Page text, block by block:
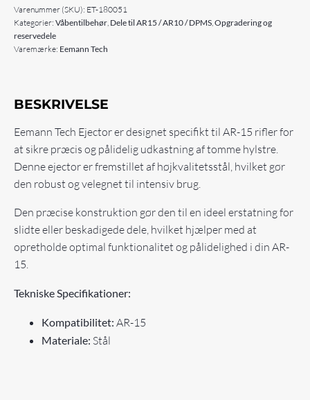
Varenummer (SKU): ET-180051
Kategorier: Våbentilbehør, Dele til AR15 / AR10 / DPMS,Opgradering og
reservedele
Varemærke: Eemann Tech
BESKRIVELSE
Eemann Tech Ejector er designet specifikt til AR-15 rifler for
at sikre præcis og pålidelig udkastning af tomme hylstre.
Denne ejector er fremstillet af højkvalitetsstål, hvilket gør
den robust og velegnet til intensiv brug.
Den præcise konstruktion gør den til en ideel erstatning for
slidte eller beskadigede dele, hvilket hjælper med at
opretholde optimal funktionalitet og pålidelighed i din AR-
15.
Tekniske Specifikationer:
Kompatibilitet: AR-15
Materiale: Stål